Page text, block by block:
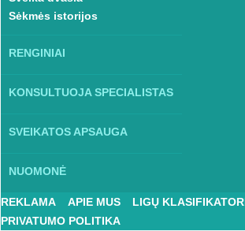
Sėkmės istorijos
RENGINIAI
KONSULTUOJA SPECIALISTAS
SVEIKATOS APSAUGA
NUOMONĖ
REKLAMA APIE MUS LIGŲ
PRIVATUMO POLITIKA